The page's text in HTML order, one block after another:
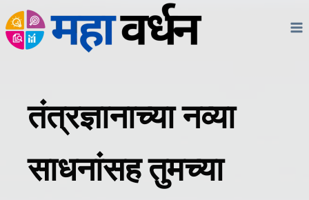
Skip
to
तंत्रज्ञानाच्या नव्या
साधनांसह तुमच्या